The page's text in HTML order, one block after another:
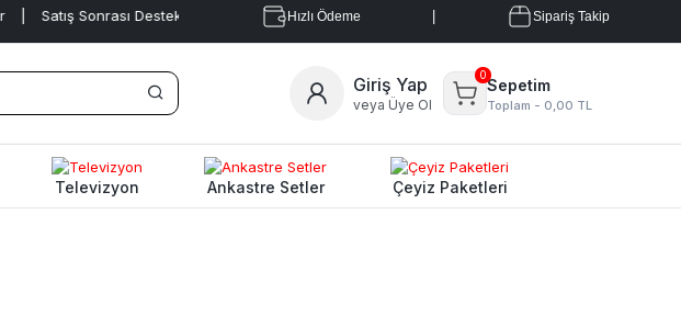
Satış Sonrası Destek Hızlı Ödeme Sipariş Takip
Giriş Yap
veya Üye Ol
0
Sepetim
Toplam - 0,00 TL
Televizyon Ankastre Setler Çeyiz Paketleri